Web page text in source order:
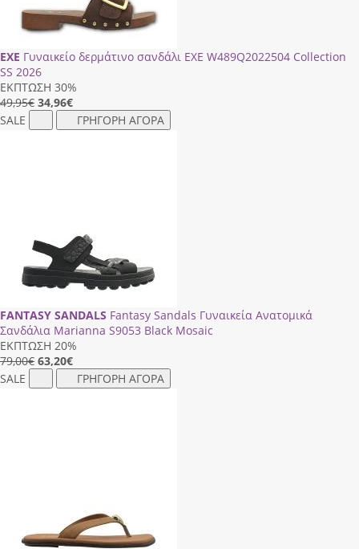
EXE Γυναικείο δερμάτινο σανδάλι EXE W489Q2022504 Collection
SS 2026
ΕΚΠΤΩΣΗ 30%
49,95€ 34,96€
SALE
ΓΡΗΓΟΡΗ ΑΓΟΡΑ
FANTASY SANDALS Fantasy Sandals Γυναικεία Ανατομικά
Σανδάλια Marianna S9053 Black Mosaic
ΕΚΠΤΩΣΗ 20%
79,00€ 63,20€
SALE
ΓΡΗΓΟΡΗ ΑΓΟΡΑ